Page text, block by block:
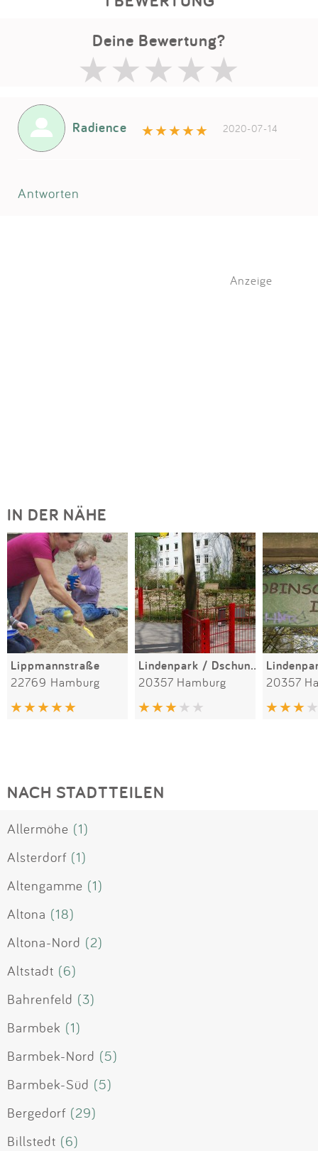
Deine Bewertung?
Radience 2020-07-14
Antworten
Anzeige
IN DER NÄHE
Lippmannstraße
22769 Hamburg
Lindenpark / Dschungelspielplatz
20357 Hamburg 20357
NACH STADTTEILEN
Allermöhe (1)
Alsterdorf (1)
Altengamme (1)
Altona (18)
Altona-Nord (2)
Altstadt (6)
Bahrenfeld (3)
Barmbek (1)
Barmbek-Nord (5)
Barmbek-Süd (5)
Bergedorf (29)
Billstedt (6)